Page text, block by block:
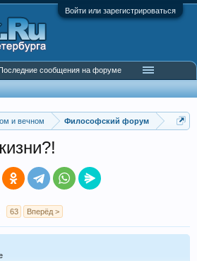
Войти или зарегистрироваться
и вечном Философский форум
63 Вперёд >
сообщения на форуме